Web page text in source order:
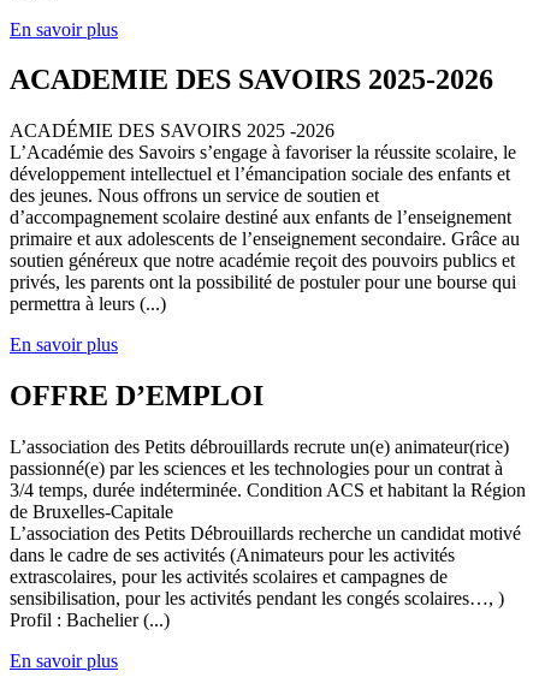
En savoir plus
ACADEMIE DES SAVOIRS 2025-2026
ACADÉMIE DES SAVOIRS 2025 -2026
L’Académie des Savoirs s’engage à favoriser la réussite scolaire, le
développement intellectuel et l’émancipation sociale des enfants et
des jeunes. Nous offrons un service de soutien et
d’accompagnement scolaire destiné aux enfants de l’enseignement
primaire et aux adolescents de l’enseignement secondaire. Grâce au
soutien généreux que notre académie reçoit des pouvoirs publics et
privés, les parents ont la possibilité de postuler pour une bourse qui
permettra à leurs (...)
En savoir plus
OFFRE D’EMPLOI
L’association des Petits débrouillards recrute un(e) animateur(rice)
passionné(e) par les sciences et les technologies pour un contrat à
3/4 temps, durée indéterminée. Condition ACS et habitant la Région
de Bruxelles-Capitale
L’association des Petits Débrouillards recherche un candidat motivé
dans le cadre de ses activités (Animateurs pour les activités
extrascolaires, pour les activités scolaires et campagnes de
sensibilisation, pour les activités pendant les congés scolaires…, )
Profil : Bachelier (...)
En savoir plus